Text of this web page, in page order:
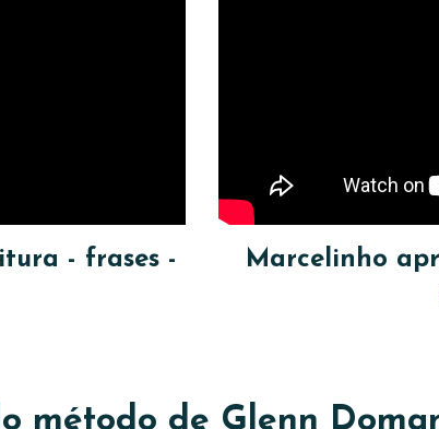
- frases -
Marcelinho
método de Glenn